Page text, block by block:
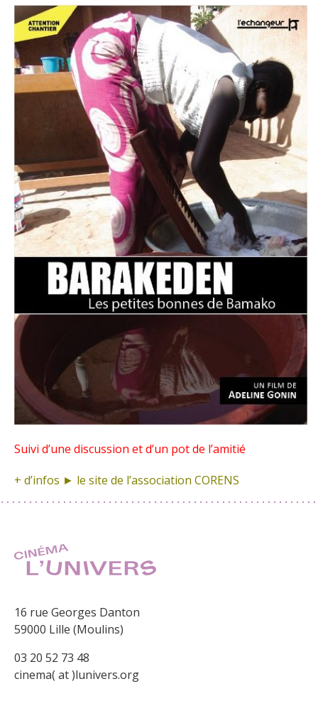
Suivi d’une discussion etd’un pot de l’amitié
+ d’infos ► le site de l’association CORENS
16 rue Georges Danton
59000 Lille (Moulins)
03 20 52 73 48
cinema( at )lunivers.org